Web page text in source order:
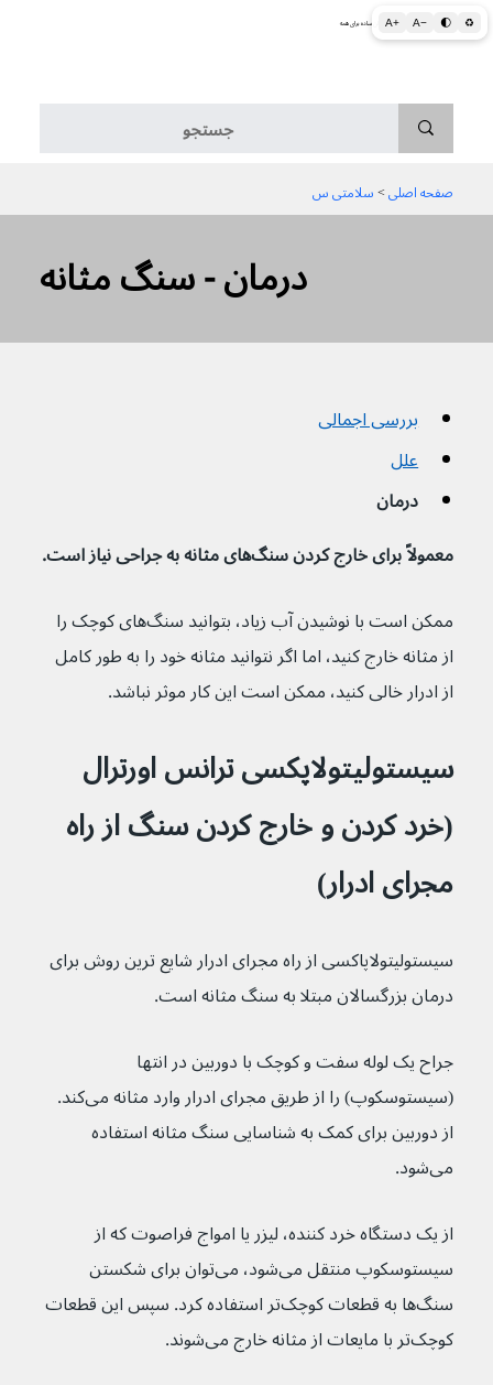
A+ A− 🌓 ♻ اطلاعات پزشکی و بهداشتی به زبان ساده برای همه
صفحه اصلی > سلامتی س
درمان - سنگ مثانه
بررسی اجمالی
علل
درمان
معمولاً برای خارج کردن سنگ‌های مثانه به جراحی نیاز است.
ممکن است با نوشیدن آب زیاد، بتوانید سنگ‌های کوچک را
از مثانه خارج کنید، اما اگر نتوانید مثانه خود را به طور کامل
از ادرار خالی کنید، ممکن است این کار موثر نباشد.
سیستولیتولاپکسی ترانس اورترال
(خرد کردن و خارج کردن سنگ از راه
مجرای ادرار)
سیستولیتولاپاکسی از راه مجرای ادرار شایع ترین روش برای
درمان بزرگسالان مبتلا به سنگ مثانه است.
جراح یک لوله سفت و کوچک با دوربین در انتها
(سیستوسکوپ) را از طریق مجرای ادرار وارد مثانه می‌کند.
از دوربین برای کمک به شناسایی سنگ مثانه استفاده
می‌شود.
از یک دستگاه خرد کننده، لیزر یا امواج فراصوت که از
سیستوسکوپ منتقل می‌شود، می‌توان برای شکستن
سنگ‌ها به قطعات کوچک‌تر استفاده کرد. سپس این قطعات
کوچک‌تر با مایعات از مثانه خارج می‌شوند.